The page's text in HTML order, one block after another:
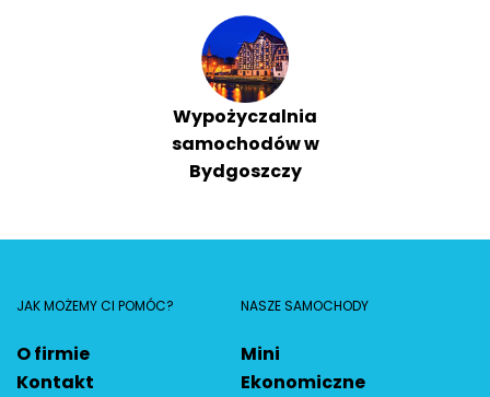
Wypożyczalnia
samochodów w
Bydgoszczy
JAK MOŻEMY CI POMÓC?
O firmie
Kontakt
NASZE SAMOCHODY
Mini
Ekonomiczne